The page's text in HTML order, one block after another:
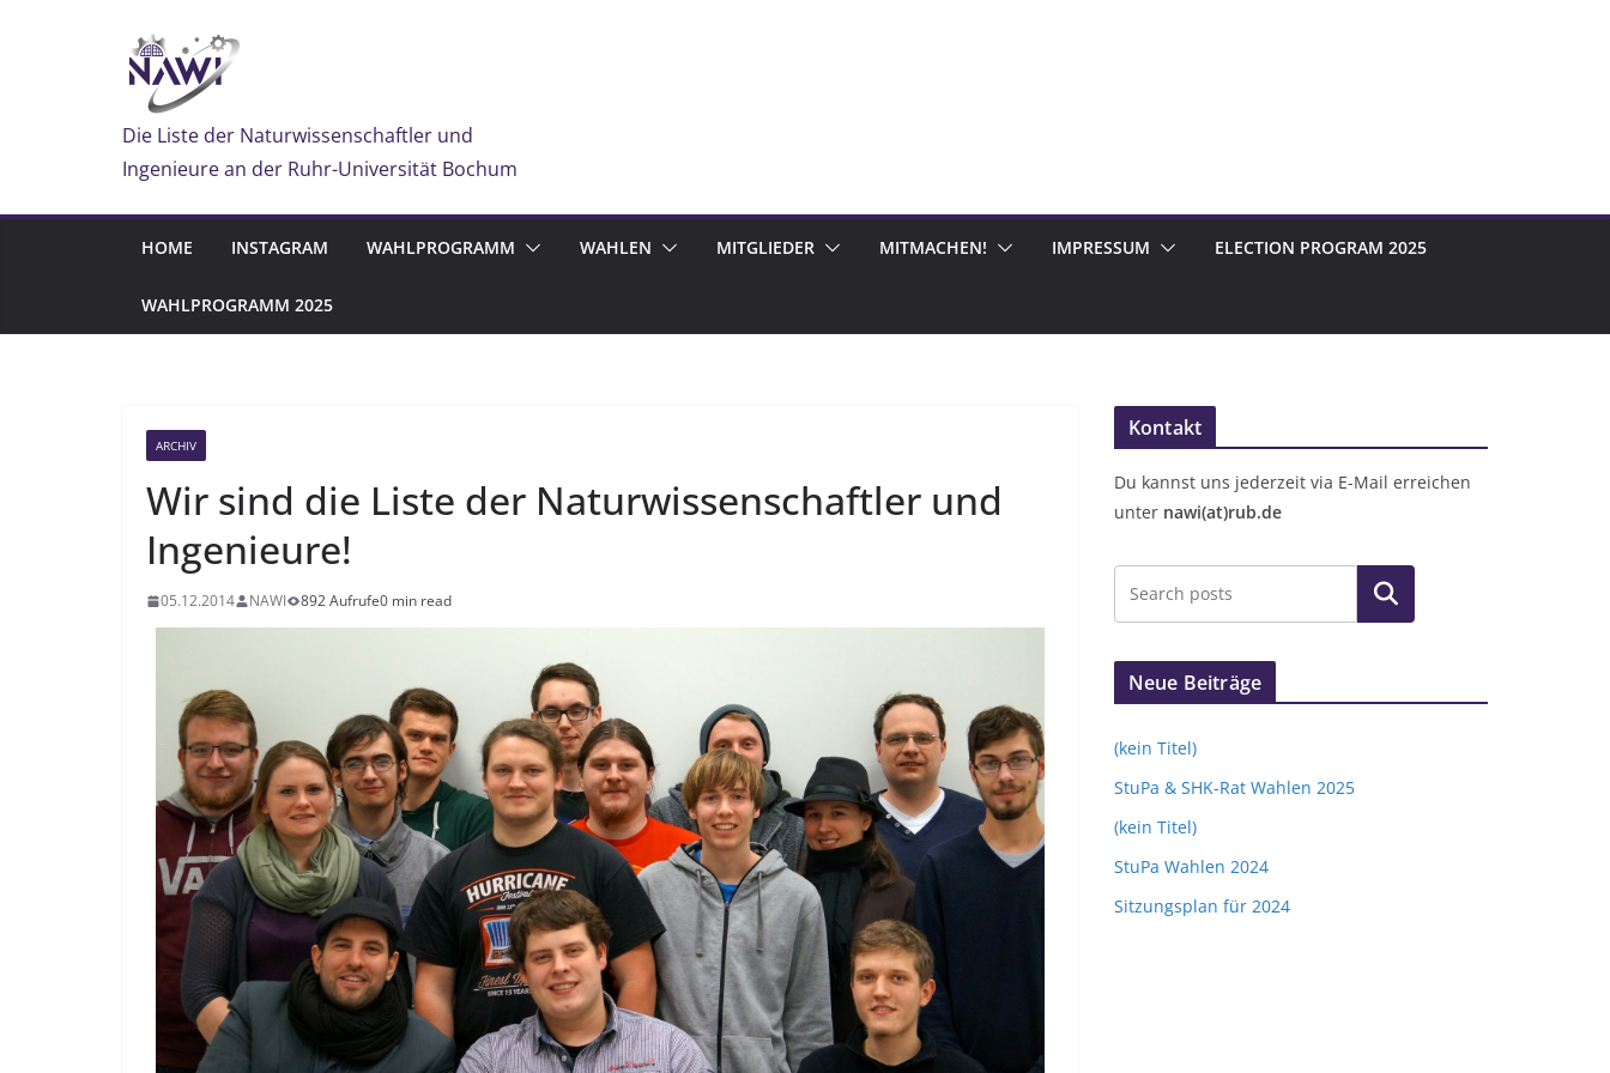
Die Liste der Naturwissenschaftler und
Ingenieure an der Ruhr-Universität Bochum
HOME INSTAGRAM WAHLPROGRAMM WAHLEN MITGLIEDER MITMACHEN! IMPRESSUM ELECTION PROGRAM 2025
WAHLPROGRAMM 2025
ARCHIV
Wir sind die Liste der Naturwissenschaftler und
Ingenieure!
05.12.2014 NAWI 892 Aufrufe0 min read
Kontakt
Du kannst uns jederzeit via E-Mail erreichen
unter nawi(at)rub.de
Suchen
Neue Beiträge
(kein Titel)
StuPa & SHK-Rat Wahlen 2025
(kein Titel)
StuPa Wahlen 2024
Sitzungsplan für 2024